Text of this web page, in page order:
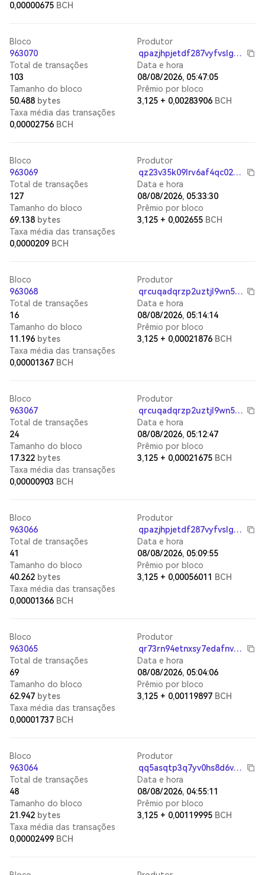
0,00000675 BCH
Bloco
963070
Produtor
qpazjhpjetdf287vyfvslgg868mdqs4p2v0583dq6t
Total de transações
103
Data e hora
08/08/2026, 05:47:05
Tamanho do bloco
50.488 bytes
Prêmio por bloco
3,125 + 0,00283906 BCH
Taxa média das transações
0,00002756 BCH
Bloco
963069
Produtor
qz23v35k09lrv6af4qc022kjd75hnldlcce2wse0a9
Total de transações
127
Data e hora
08/08/2026, 05:33:30
Tamanho do bloco
69.138 bytes
Prêmio por bloco
3,125 + 0,002655 BCH
Taxa média das transações
0,0000209 BCH
Bloco
963068
Produtor
qrcuqadqrzp2uztjl9wn5sthepkg22majyxw4gmv6p
Total de transações
16
Data e hora
08/08/2026, 05:14:14
Tamanho do bloco
11.196 bytes
Prêmio por bloco
3,125 + 0,00021876 BCH
Taxa média das transações
0,00001367 BCH
Bloco
963067
Produtor
qrcuqadqrzp2uztjl9wn5sthepkg22majyxw4gmv6p
Total de transações
24
Data e hora
08/08/2026, 05:12:47
Tamanho do bloco
17.322 bytes
Prêmio por bloco
3,125 + 0,00021675 BCH
Taxa média das transações
0,00000903 BCH
Bloco
963066
Produtor
qpazjhpjetdf287vyfvslgg868mdqs4p2v0583dq6t
Total de transações
41
Data e hora
08/08/2026, 05:09:55
Tamanho do bloco
40.262 bytes
Prêmio por bloco
3,125 + 0,00056011
BCH
Taxa média das transações
0,00001366 BCH
Bloco
963065
Produtor
qr73rn94etnxsy7edafnvmlz4tkf4tylrup9e4pfcv
Total de transações
69
Data e hora
08/08/2026, 05:04:06
Tamanho do bloco
62.947 bytes
Prêmio por bloco
3,125 + 0,00119897 BCH
Taxa média das transações
0,00001737 BCH
Bloco
963064
Produtor
qq5asqtp3q7yv0hs8d6vtd5vr99ltezhas5kv76kyj
Total de transações
48
Data e hora
08/08/2026, 04:55:11
Tamanho do bloco
21.942 bytes
Prêmio por bloco
3,125 + 0,00119995 BCH
Taxa média das transações
0,00002499 BCH